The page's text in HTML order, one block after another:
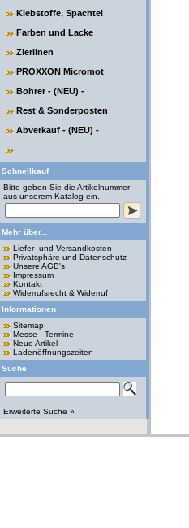
Klebstoffe, Spachtel
Farben und Lacke
Zierlinen
PROXXON Micromot
Bohrer - (NEU) -
Rest & Sonderposten
Abverkauf - (NEU) -
Schnellkauf
Bitte geben Sie die Artikelnummer
aus unserem Katalog ein.
Mehr über...
Liefer- und Versandkosten
Privatsphäre und Datenschutz
Unsere AGB's
Impressum
Kontakt
Widerrufsrecht & Widerruf
Informationen
Sitemap
Messe - Termine
Neue Artikel
Ladenöffnungszeiten
Suche
Erweiterte Suche »